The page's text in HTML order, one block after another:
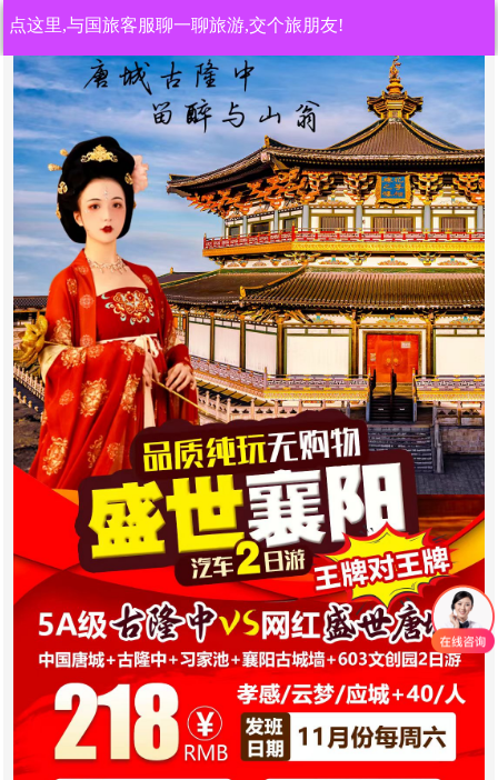
点这里,与国旅客服聊一聊旅游,交个旅朋友!